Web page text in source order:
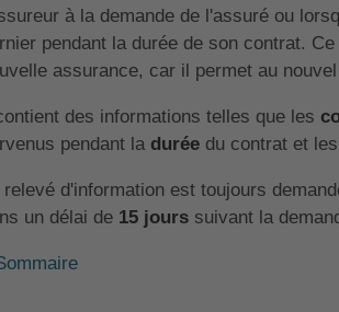
à la demande de l'assuré ou
pendant la durée de son contrat.
assurance, car il permet au
des informations telles que les
pendant la durée du contrat et
relevé d'information est toujours
un délai de 15 jourssuivant la